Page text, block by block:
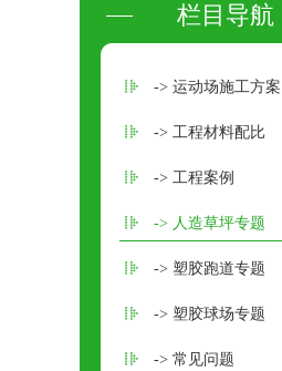
栏目导航
-> 运动场施工方案
-> 工程材料配比
-> 工程案例
-> 人造草坪专题
-> 塑胶跑道专题
-> 塑胶球场专题
-> 常见问题